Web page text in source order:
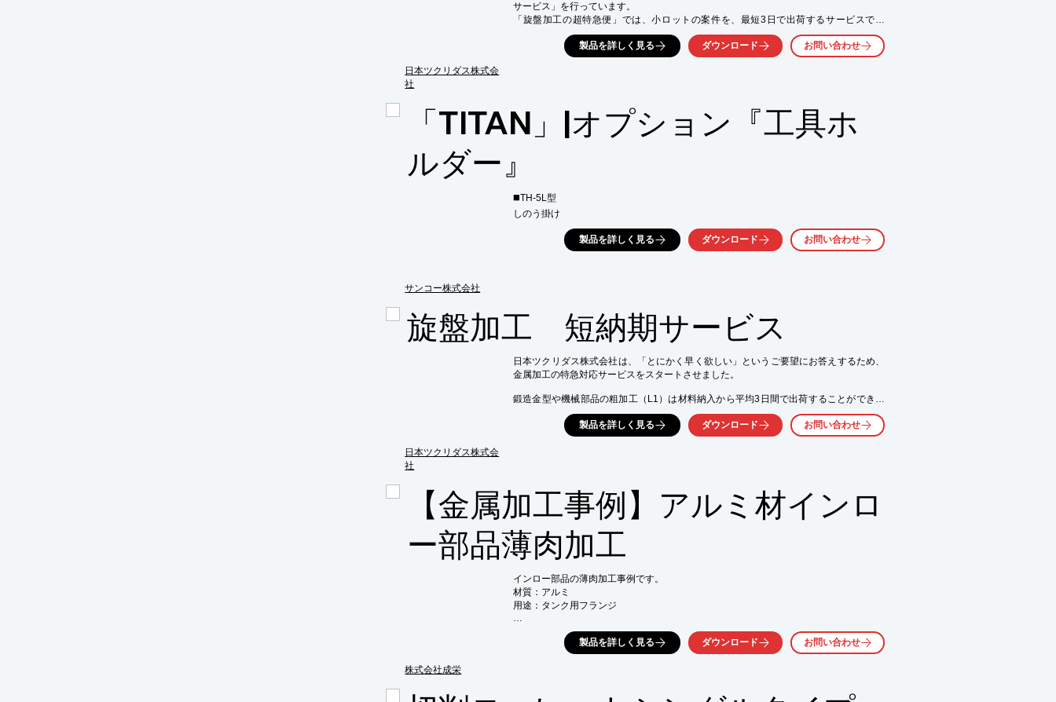
■レバー式で素早く簡単な取り付け
■素早い脱着と、高精度な位置決めが可能
※詳しくはPDF資料をご覧いただくか、お気軽にお問い合わせ下さい。
日本ツクリダス株式会
社
サービス」を行っています。
「旋盤加工の超特急便」では、小ロットの案件を、最短3日で出荷するサービスです
（最短納期は加工内容によります）。
【旋盤加工の超特急便】
詳しくはお問い合わせ、またはカタログをダウンロードしてください。
製品を詳しく見る ダウンロード お問い合わせ
「TITAN」|オプション『工具ホ
ルダー』
サンコー株式会社
◼️TH-5L型
しのう掛け
製品を詳しく見る ダウンロード お問い合わせ
旋盤加工 短納期サービス
日本ツクリダス株式会
社
日本ツクリダス株式会社は、「とにかく早く欲しい」というご要望にお答えするため、
金属加工の特急対応サービスをスタートさせました。
鍛造金型や機械部品の粗加工（L1）は材料納入から平均3日間で出荷することができま
また、粗加工だけでなく、熱処理品（高硬度鋼）の旋盤での仕上げ加工や
■短納期対応
■粗加工納期3日
■熱処理品の旋盤仕上げ加工が可能
■機械部品の超特急対応が可能
■5台のNC旋盤
※詳しくはカタログをご覧頂くか、お気軽にお問い合わせ下さい。
製品を詳しく見る ダウンロード お問い合わせ
【金属加工事例】アルミ材インロ
ー部品薄肉加工
株式会社成栄
インロー部品の薄肉加工事例です。
材質：アルミ
用途：タンク用フランジ
【成栄の金属・樹脂・ゴム加工の特徴】
■小ロット対応（1個からOK）
■短納期対応（案件によっては即日納品まで）
製品を詳しく見る ダウンロード お問い合わせ